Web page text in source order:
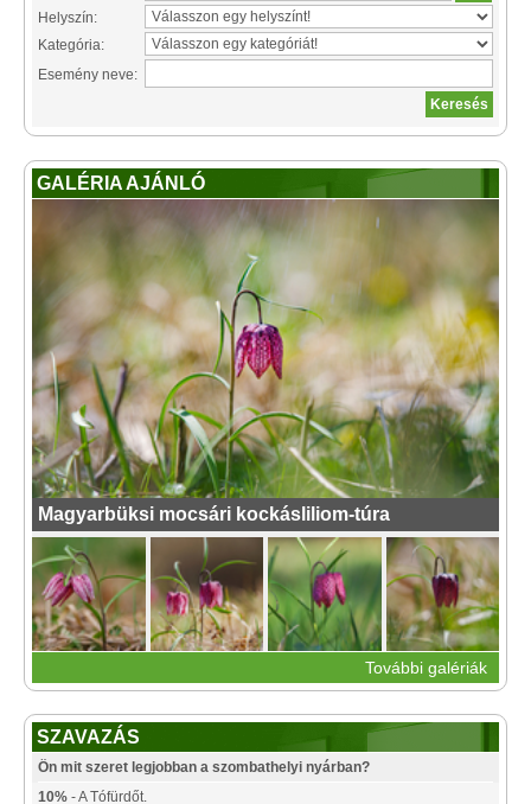
Helyszín:
Kategória:
Esemény neve:
GALÉRIA AJÁNLÓ
Magyarbüksi mocsári kockásliliom-túra
További galériák
SZAVAZÁS
Ön mit szeret legjobban a szombathelyi nyárban?
10% - A Tófürdőt.